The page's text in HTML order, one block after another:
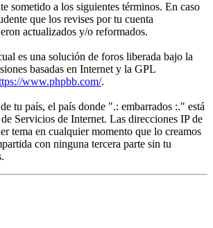
sometido a los siguientes términos. En caso
que los revises por tu cuenta
actualizados y/o reformados.
es una solución de foros liberada bajo la
basadas en Internet y la GPL
www.phpbb.com/.
tu país, el país donde ".: embarrados :." está
Servicios de Internet. Las direcciones IP de
tema en cualquier momento que lo creamos
con ninguna tercera parte sin tu